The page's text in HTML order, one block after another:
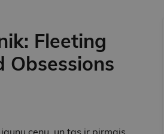
Fleeting
Obsessions